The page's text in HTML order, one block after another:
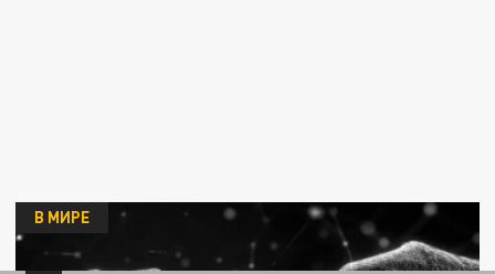
В МИРЕ